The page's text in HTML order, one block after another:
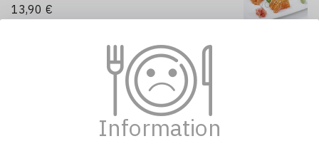
Information
13,90 €
Assortiment de 15 sashimi＋1 riz